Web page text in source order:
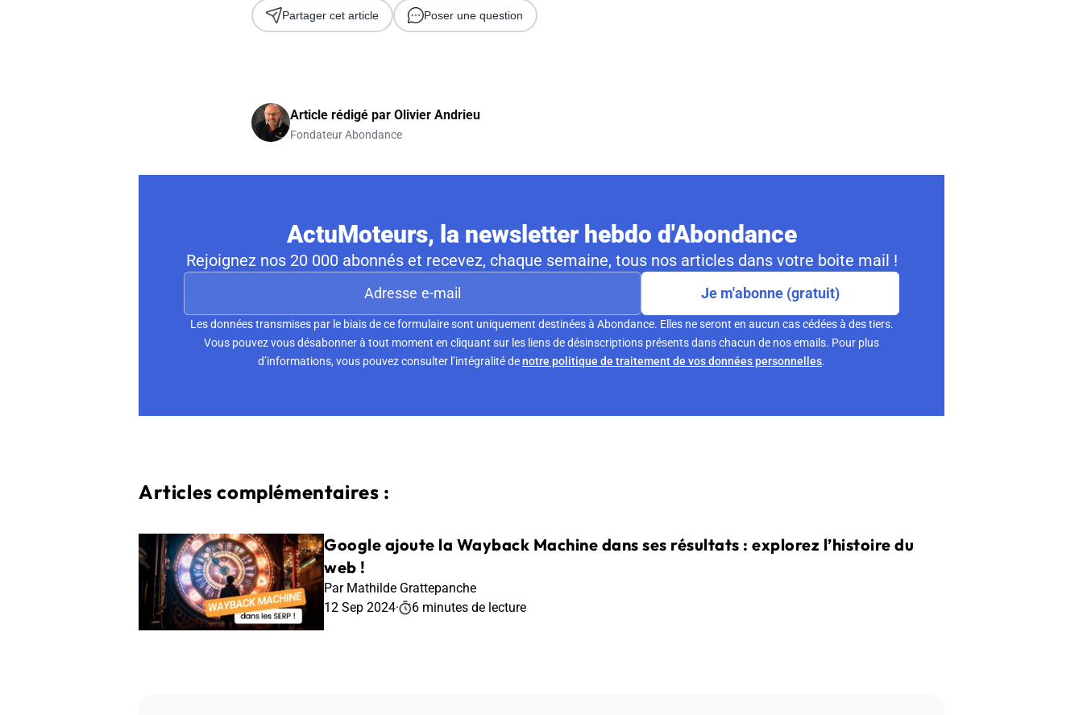
Partager cet article Poser une question
Article rédigé par Olivier Andrieu
Fondateur Abondance
ActuMoteurs, la newsletter hebdo d'Abondance
Rejoignez nos 20 000 abonnés et recevez, chaque semaine, tous nos articles dans votre boite mail !
Je m'abonne (gratuit)
Les données transmises par le biais de ce formulaire sont uniquement destinées à Abondance. Elles ne seront en aucun cas cédées à des tiers.
Vous pouvez vous désabonner à tout moment en cliquant sur les liens de désinscriptions présents dans chacun de nos emails. Pour plus
d’informations, vous pouvez consulter l’intégralité denotre politique de traitement de vos données personnelles.
Articles complémentaires :
Google ajoute la Wayback Machine dans ses résultats : explorez l’histoire du
web !
Par Mathilde Grattepanche
12 Sep 2024· 6 minutes de lecture